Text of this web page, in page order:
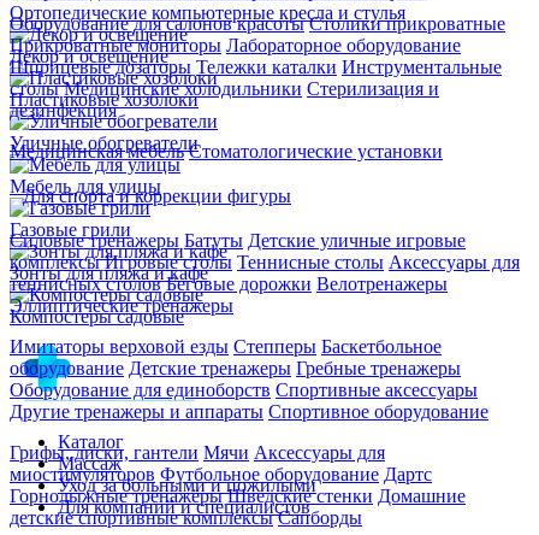
Оборудование для салонов красоты Столики прикроватные
Прикроватные мониторы Лабораторное оборудование
Шприцевые дозаторы Тележки каталки Инструментальные
столы Медицинские холодильники Стерилизация и
дезинфекция
Медицинская мебель Стоматологические установки
Для спорта и коррекции фигуры
Силовые тренажеры Батуты Детские уличные игровые
комплексы Игровые столы Теннисные столы Аксессуары для
теннисных столов Беговые дорожки Велотренажеры
Эллиптические тренажеры
Имитаторы верховой езды Степперы Баскетбольное
оборудование Детские тренажеры Гребные тренажеры
Оборудование для единоборств Спортивные аксессуары
Другие тренажеры и аппараты Спортивное оборудование
Грифы, диски, гантели Мячи Аксессуары для
миостимуляторов Футбольное оборудование Дартс
Горнолыжные тренажёры Шведские стенки Домашние
детские спортивные комплексы Сапборды
Ортопедические компьютерные кресла и стулья
Декор и освещение
Пластиковые хозблоки
Уличные обогреватели
Мебель для улицы
Газовые грили
Зонты для пляжа и кафе
Компостеры садовые
Каталог
Массаж
Уход за больными и пожилыми
Для компаний и специалистов